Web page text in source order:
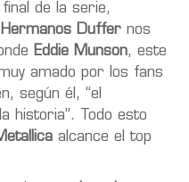
final de la serie,
Hermanos Duffer nos
Eddie Munson, este
amado por los fans
según él, “el
historia”. Todo esto
alcance el top